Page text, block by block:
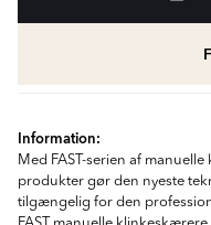
Information:
Med FAST-serien af
produkter gør den nyeste
tilgængelig for den